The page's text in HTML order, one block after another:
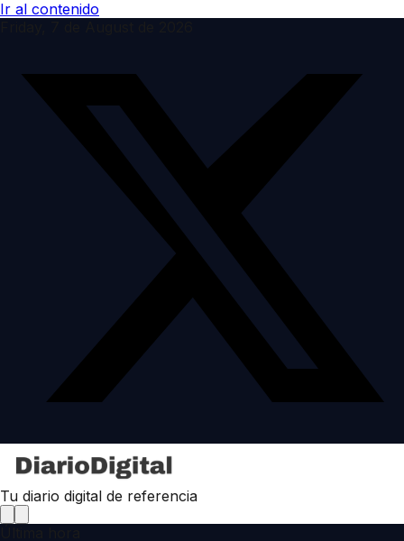
Ir al contenido
Tu diario digital de referencia